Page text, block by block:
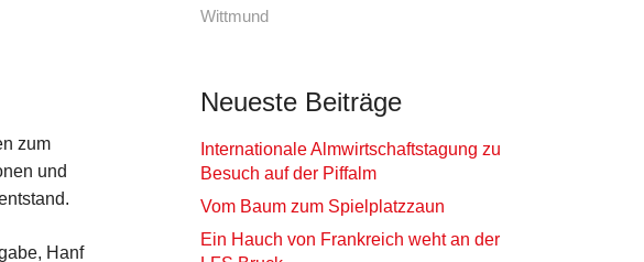
zum
und
Hanf
Wittmund
Neueste Beiträge
Internationale Almwirtschaftstagung zu
Besuch auf der Piffalm
Vom Baum zum Spielplatzzaun
Ein Hauch von Frankreich weht an der